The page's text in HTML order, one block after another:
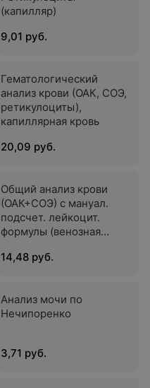
(капилляр)
9,01 руб.
Гематологический
анализ крови (ОАК, СОЭ,
ретикулоциты),
капиллярная кровь
20,09 руб.
Общий анализ крови
(ОАК+СОЭ) с мануал.
подсчет. лейкоцит.
формулы (венозная
14,48 руб.
Анализ мочи по
Нечипоренко
3,71 руб.